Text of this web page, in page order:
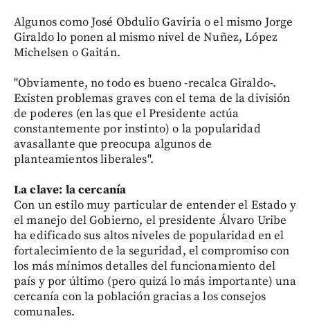
Algunos como José Obdulio Gaviria o el mismo Jorge
Giraldo lo ponen al mismo nivel de Nuñez, López
Michelsen o Gaitán.
"Obviamente, no todo es bueno -recalca Giraldo-.
Existen problemas graves con el tema de la división
de poderes (en las que el Presidente actúa
constantemente por instinto) o la popularidad
avasallante que preocupa algunos de
planteamientos liberales".
La clave: la cercanía
Con un estilo muy particular de entender el Estado y
el manejo del Gobierno, el presidente Álvaro Uribe
ha edificado sus altos niveles de popularidad en el
fortalecimiento de la seguridad, el compromiso con
los más mínimos detalles del funcionamiento del
país y por último (pero quizá lo más importante) una
cercanía con la población gracias a los consejos
comunales.